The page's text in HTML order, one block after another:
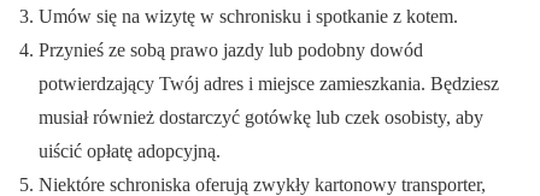
Umów się na wizytę w schronisku i spotkanie z kotem.
Przynieś ze sobą prawo jazdy lub podobny dowód
potwierdzający Twój adres i miejsce zamieszkania. Będziesz
musiał również dostarczyć gotówkę lub czek osobisty, aby
uiścić opłatę adopcyjną.
Niektóre schroniska oferują zwykły kartonowy transporter,